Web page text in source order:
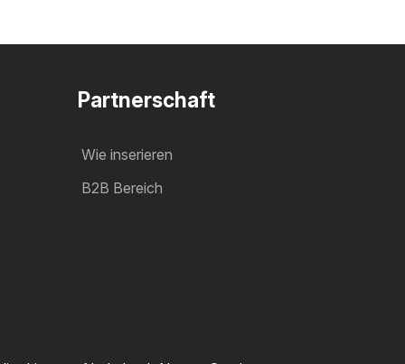
Partnerschaft
Wie inserieren
B2B Bereich